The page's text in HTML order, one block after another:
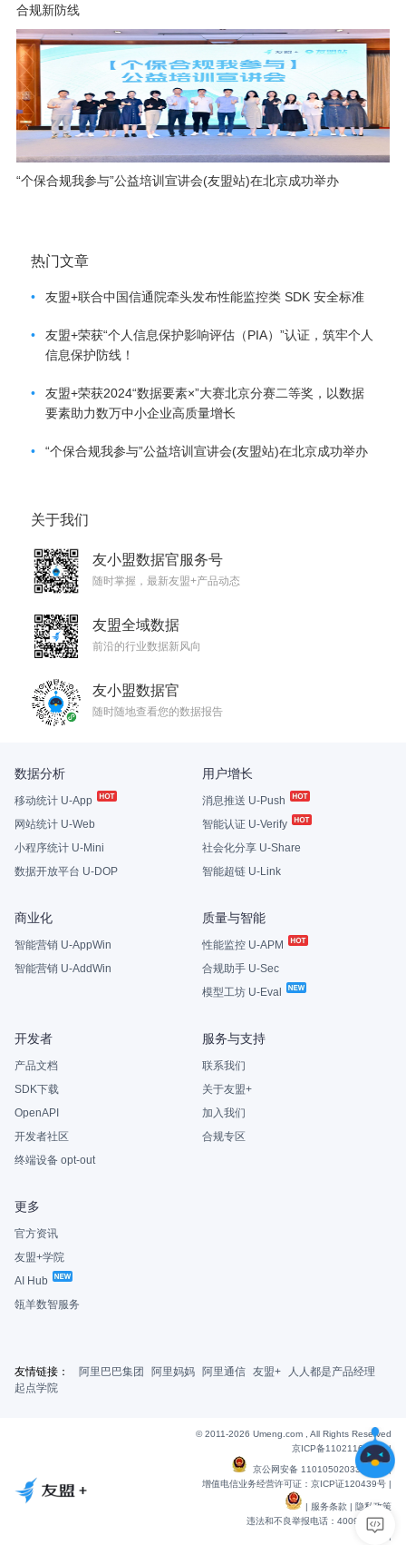
合规新防线
“个保合规我参与”公益培训宣讲会(友盟站)在北京成功举办
热门文章
• 友盟+联合中国信通院牵头发布性能监控类 SDK 安全标准
•
友盟+荣获“个人信息保护影响评估（PIA）”认证，筑牢个人
信息保护防线！
•
友盟+荣获2024“数据要素×”大赛北京分赛二等奖，以数据
要素助力数万中小企业高质量增长
• “个保合规我参与”公益培训宣讲会(友盟站)在北京成功举办
关于我们
友小盟数据官服务号
随时掌握，最新友盟+产品动态
友盟全域数据
前沿的行业数据新风向
友小盟数据官
随时随地查看您的数据报告
数据分析
移动统计 U-App
网站统计 U-Web
小程序统计 U-Mini
数据开放平台 U-DOP
用户增长
消息推送 U-Push
智能认证 U-Verify
社会化分享 U-Share
智能超链 U-Link
商业化
智能营销 U-AppWin
智能营销 U-AddWin
质量与智能
性能监控 U-APM
合规助手 U-Sec
模型工坊 U-Eval
开发者
产品文档
SDK下载
OpenAPI
开发者社区
终端设备 opt-out
服务与支持
联系我们
关于友盟+
加入我们
合规专区
更多
官方资讯
友盟+学院
AI Hub
瓴羊数智服务
友情链接： 阿里巴巴集团 阿里妈妈 阿里通信 友盟+
人人都是产品经理
起点学院
© 2011-2026 Umeng.com , All Rights Reserved
京ICP备11021163号-6|
京公网安备 11010502033607号
|
增值电信业务经营许可证：京ICP证120439号 |
| 服务条款 | 隐私政策
违法和不良举报电话：4009901848
|